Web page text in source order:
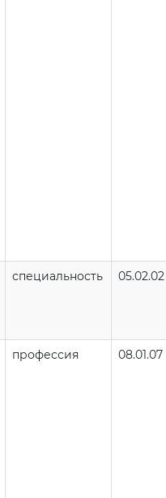
специальность 05.02.02
профессия 08.01.07